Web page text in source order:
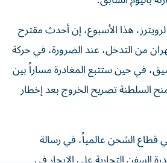
هذا الأسبوع، إن أحدث مقترح
من التدخل، عند الضرورة، في حركة
​في حين ستتبع المغادرة مساراً بين
السلطنة تصريح الخروج بعد إخطار
قطاع الشحن عالمياً، في رسالة
السفن التجارية على الإبحار في